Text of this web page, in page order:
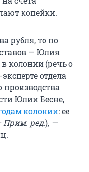
копейки.
рубля, то по
— Юлия
в колонии (речь о
отдела
производства
Юлии Весне,
колонии: ее
Прим. ред.), —